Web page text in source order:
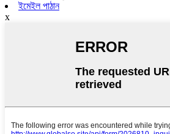
ইমেইল পাঠান
x